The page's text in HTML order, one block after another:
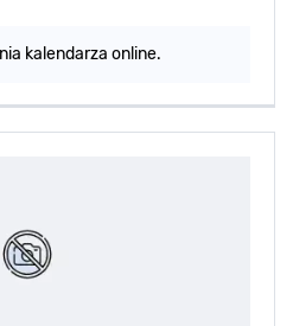
kalendarza online.